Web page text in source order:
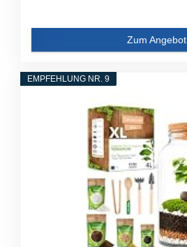
Zum Angebot
EMPFEHLUNG NR. 9